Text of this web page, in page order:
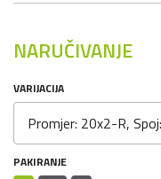
NARUČIVANJE
VARIJACIJA
Promjer: 20x2-R,
PAKIRANJE